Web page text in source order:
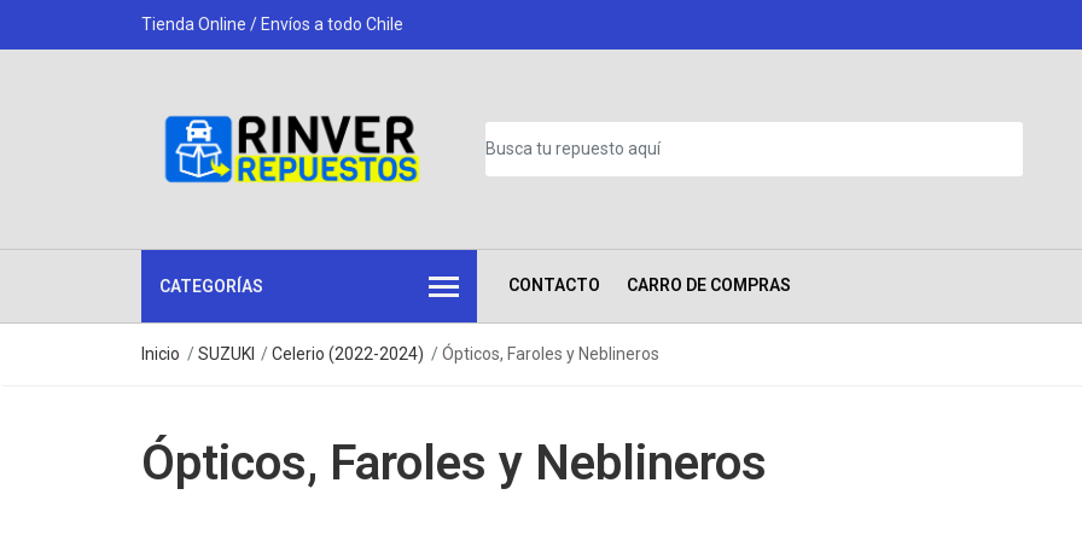
Tienda Online / Envíos a todo Chile
CATEGORÍAS CONTACTO CARRO DE COMPRAS
Inicio SUZUKI Celerio (2022-2024) Ópticos, Faroles y Neblineros
Ópticos, Faroles y Neblineros